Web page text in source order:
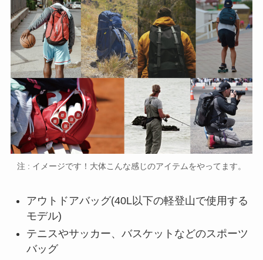
注 : イメージです！大体こんな感じのアイテムをやってます。
アウトドアバッグ(40L以下の軽登山で使用する
モデル)
テニスやサッカー、バスケットなどのスポーツ
バッグ